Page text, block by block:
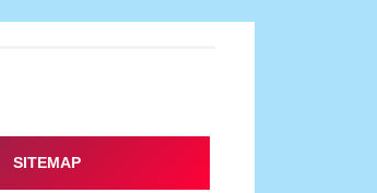
SITEMAP